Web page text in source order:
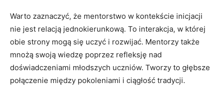
Warto zaznaczyć, że mentorstwo w kontekście inicjacji
nie jest relacją jednokierunkową. To interakcja, w której
obie strony mogą się uczyć i rozwijać. Mentorzy także
mnożą swoją wiedzę poprzez refleksję nad
doświadczeniami młodszych uczniów. Tworzy to głębsze
połączenie między pokoleniami i ciągłość tradycji.